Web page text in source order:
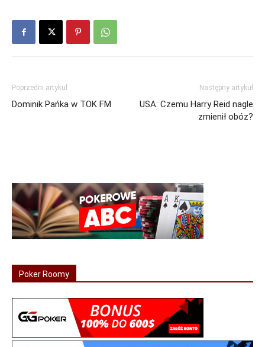
Poprzedni artykuł
Dominik Pańka w TOK FM
Następny artykuł
USA: Czemu Harry Reid nagle
zmienił obóz?
Poker Roomy